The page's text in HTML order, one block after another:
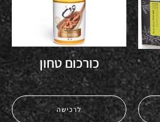
כורכום טחון
לרכישה